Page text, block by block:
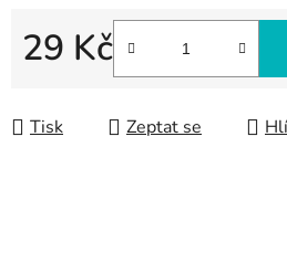
29 Kč
Měrná cena:
Tisk Zeptat se